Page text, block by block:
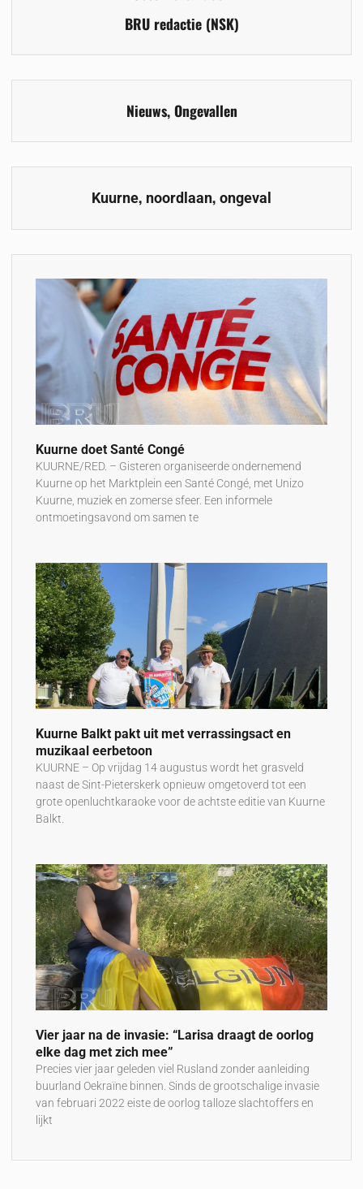
BRU redactie (NSK)
Nieuws,Ongevallen
Kuurne, noordlaan, ongeval
Kuurne doet Santé Congé
KUURNE/RED. – Gisteren organiseerde ondernemend
Kuurne op het Marktplein een Santé Congé, met Unizo
Kuurne, muziek en zomerse sfeer. Een informele
ontmoetingsavond om samen te
Kuurne Balkt pakt uit met verrassingsact en
muzikaal eerbetoon
KUURNE – Op vrijdag 14 augustus wordt het grasveld
naast de Sint-Pieterskerk opnieuw omgetoverd tot een
grote openluchtkaraoke voor de achtste editie van Kuurne
Balkt.
Vier jaar na de invasie: “Larisa draagt de oorlog
elke dag met zich mee”
Precies vier jaar geleden viel Rusland zonder aanleiding
buurland Oekraïne binnen. Sinds de grootschalige invasie
van februari 2022 eiste de oorlog talloze slachtoffers en
lijkt